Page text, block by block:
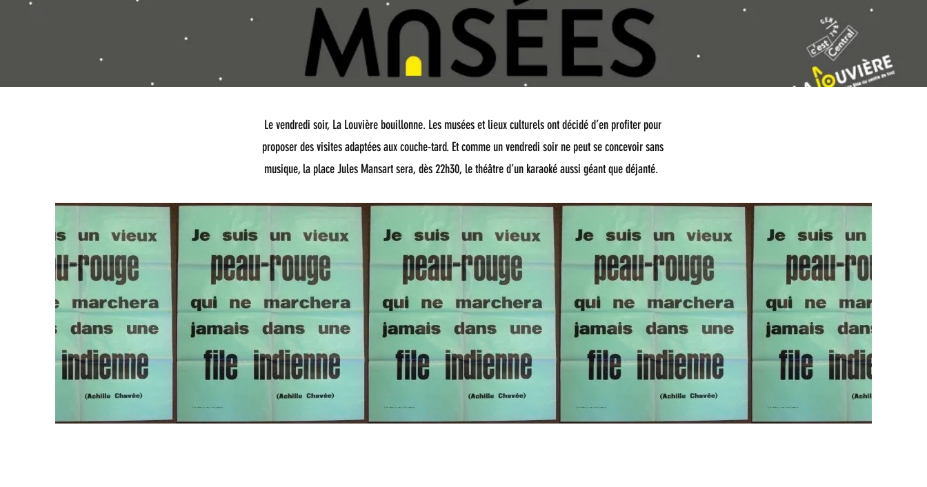
Le vendredi soir, La Louvière bouillonne. Les musées et lieux culturels ont décidé d’en profiter pour
proposer des visites adaptées aux couche-tard. Et comme un vendredi soir ne peut se concevoir sans
musique, la place Jules Mansart sera, dès 22h30, le théâtre d’un karaoké aussi géant que déjanté.